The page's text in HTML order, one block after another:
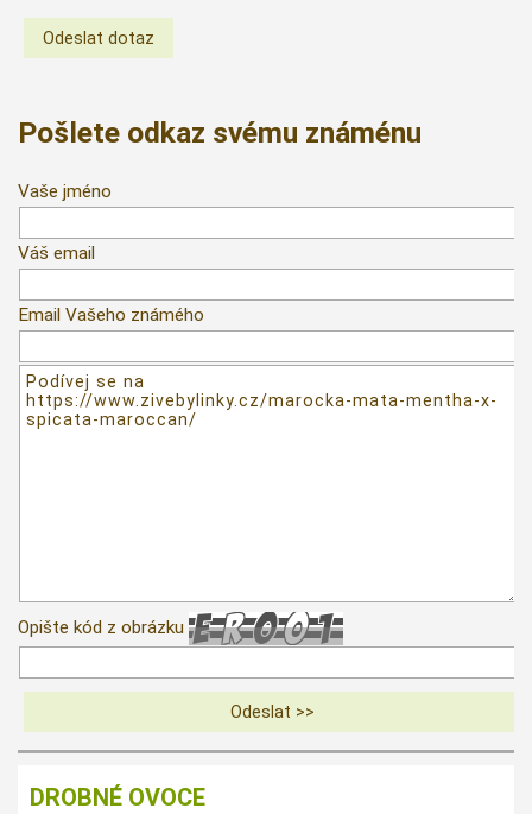
Pošlete odkaz svému známénu
Vaše jméno
Váš email
Email Vašeho známého
Opište kód z obrázku
DROBNÉ OVOCE